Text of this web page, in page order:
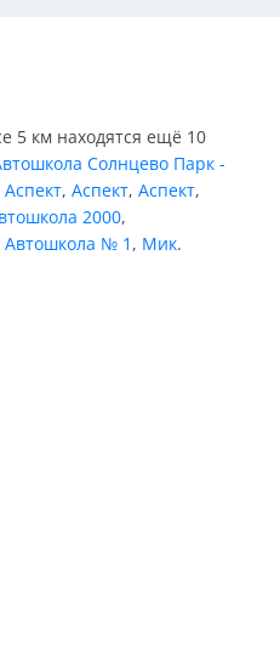
5 км находятся ещё 10
Солнцево Парк -
, Аспект, Аспект,
2000,
Автошкола № 1 , Мик.